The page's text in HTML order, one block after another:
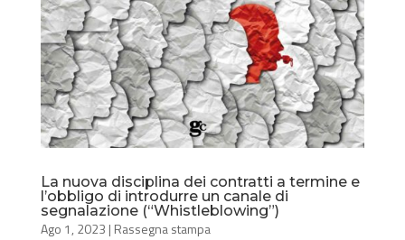
La nuova disciplina dei contratti a termine e
l’obbligo di introdurre un canale di
segnalazione (“Whistleblowing”)
Ago 1, 2023 | Rassegna stampa